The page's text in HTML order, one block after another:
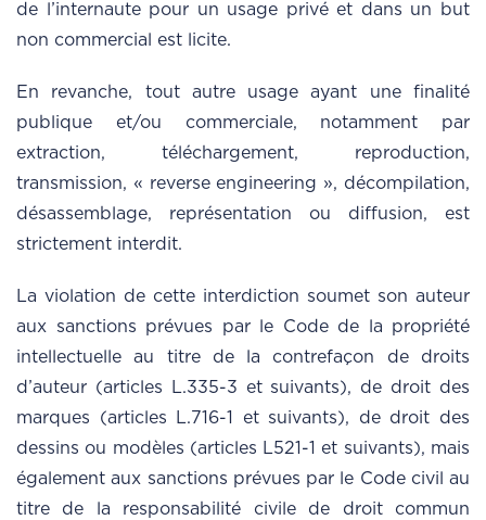
de l’internaute pour un usage privé et dans un but
non commercial est licite.
En revanche, tout autre usage ayant une finalité
publique et/ou commerciale, notamment par
extraction, téléchargement, reproduction,
transmission, « reverse engineering », décompilation,
désassemblage, représentation ou diffusion, est
strictement interdit.
La violation de cette interdiction soumet son auteur
aux sanctions prévues par le Code de la propriété
intellectuelle au titre de la contrefaçon de droits
d’auteur (articles L.335-3 et suivants), de droit des
marques (articles L.716-1 et suivants), de droit des
dessins ou modèles (articles L521-1 et suivants), mais
également aux sanctions prévues par le Code civil au
titre de la responsabilité civile de droit commun